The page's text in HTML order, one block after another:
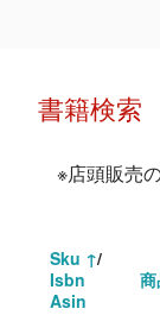
書籍検索
※店頭販売
Sku
/
Isbn
Asin